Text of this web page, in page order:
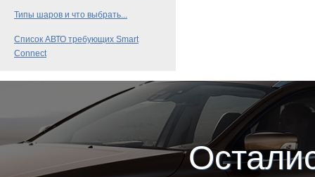
Типы шаров и что выбрать...
Список АВТО требующих Smart
Connect